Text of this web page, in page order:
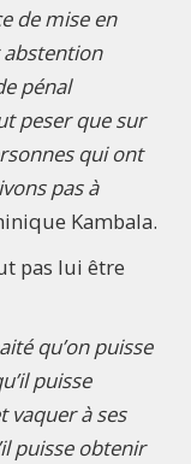
de mise en
pénal
peser que sur
qui ont
pas à
Kambala.
pas lui être
qu’on puisse
puisse
vaquer à ses
puisse obtenir